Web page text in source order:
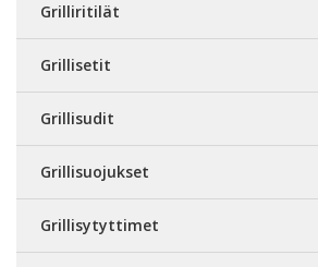
Grilliritilät
Grillisetit
Grillisudit
Grillisuojukset
Grillisytyttimet